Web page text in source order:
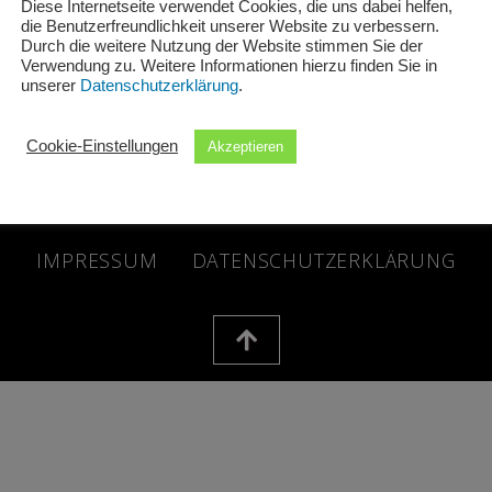
2026 Schuh + Sport Schwind GbR | Powered by Schuh +
IMPRESSUM DATENSCHUTZERKLÄRUNG
Diese Internetseite verwendet Cookies, die uns dabei helfen,
die Benutzerfreundlichkeit unserer Website zu verbessern.
Durch die weitere Nutzung der Website stimmen Sie der
Verwendung zu. Weitere Informationen hierzu finden Sie in
unserer Datenschutzerklärung.
Cookie-Einstellungen Akzeptieren